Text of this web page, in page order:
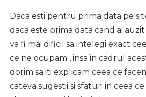
Daca esti pentru prima data pe
daca este prima data cand ai auzit
va fi mai dificil sa intelegi exact
ce ne ocupam , insa in cadrul
dorim sa iti explicam ceea ce
cateva sugestii si sfaturi in ceea